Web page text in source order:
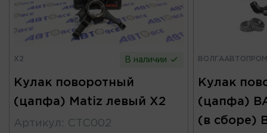
X2 В наличии
Кулак поворотный
(цапфа) Matiz левый X2
Артикул : CTC002
ВОЛГААВТОПРОМ
Кулак
(цапфа)
(в сборе)